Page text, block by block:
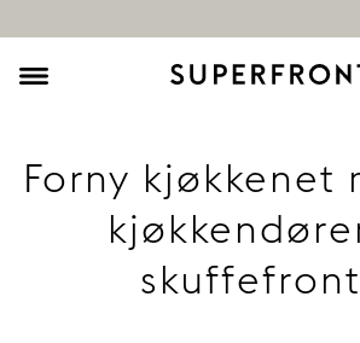
Forny kjøkkenet